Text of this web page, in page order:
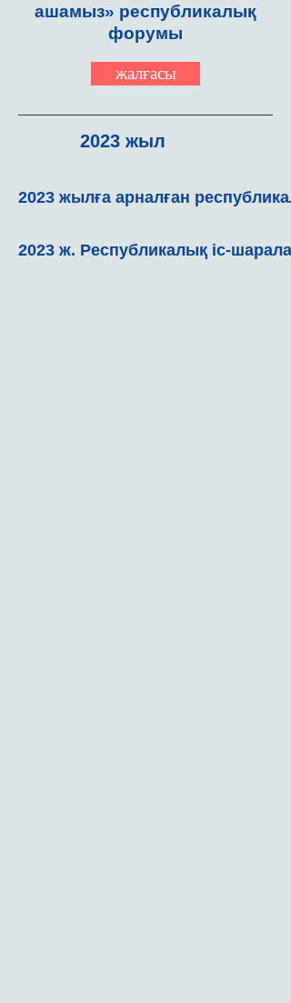
ашамыз» республикалық
форумы
жалғасы
2023 жыл
2023 жылға арналған
2023 ж. Республикалық іс-